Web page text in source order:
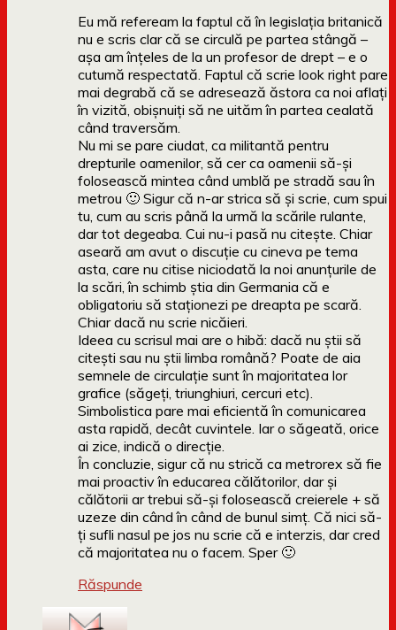
Eu mă refeream la faptul că în legislația britanică
nu e scris clar că se circulă pe partea stângă –
așa am înțeles de la un profesor de drept – e o
cutumă respectată. Faptul că scrie look right pare
mai degrabă că se adresează ăstora ca noi aflați
în vizită, obișnuiți să ne uităm în partea cealată
când traversăm.
Nu mi se pare ciudat, ca militantă pentru
drepturile oamenilor, să cer ca oamenii să-și
folosească mintea când umblă pe stradă sau în
metrou 🙂 Sigur că n-ar strica să și scrie, cum spui
tu, cum au scris până la urmă la scările rulante,
dar tot degeaba. Cui nu-i pasă nu citește. Chiar
aseară am avut o discuție cu cineva pe tema
asta, care nu citise niciodată la noi anunțurile de
la scări, în schimb știa din Germania că e
obligatoriu să staționezi pe dreapta pe scară.
Chiar dacă nu scrie nicăieri.
Ideea cu scrisul mai are o hibă: dacă nu știi să
citești sau nu știi limba română? Poate de aia
semnele de circulație sunt în majoritatea lor
grafice (săgeți, triunghiuri, cercuri etc).
Simbolistica pare mai eficientă în comunicarea
asta rapidă, decât cuvintele. Iar o săgeată, orice
ai zice, indică o direcție.
În concluzie, sigur că nu strică ca metrorex să fie
mai proactiv în educarea călătorilor, dar și
călătorii ar trebui să-și folosească creierele + să
uzeze din când în când de bunul simț. Că nici să-
ți sufli nasul pe jos nu scrie că e interzis, dar cred
că majoritatea nu o facem. Sper 🙂
Răspunde